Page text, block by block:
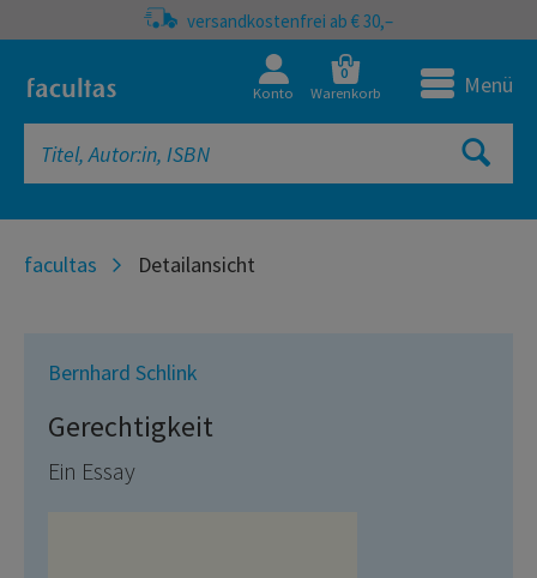
versandkostenfrei ab € 30,–
Konto
0
Warenkorb Menü
facultas Detailansicht
Bernhard Schlink
Gerechtigkeit
Ein Essay